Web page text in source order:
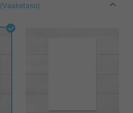
(Vaakataso)